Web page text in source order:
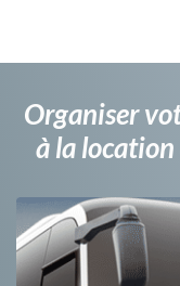
Organiser
à la